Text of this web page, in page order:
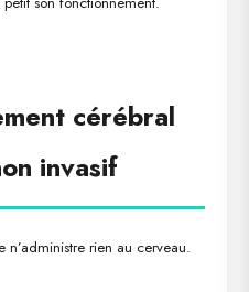
cérébral
invasif
rien au cerveau.